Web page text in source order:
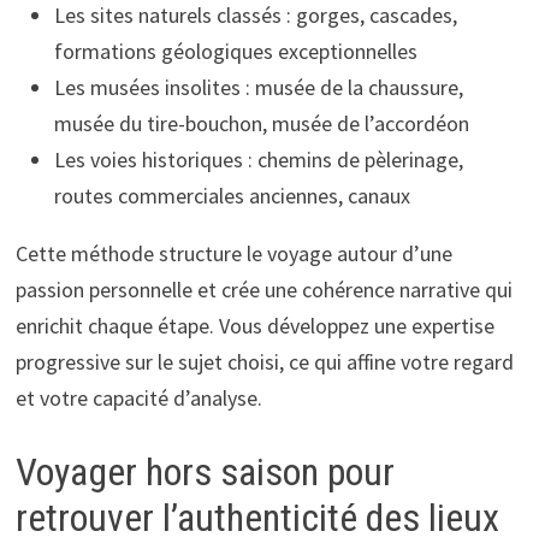
Les sites naturels classés : gorges, cascades,
formations géologiques exceptionnelles
Les musées insolites : musée de la chaussure,
musée du tire-bouchon, musée de l’accordéon
Les voies historiques : chemins de pèlerinage,
routes commerciales anciennes, canaux
Cette méthode structure le voyage autour d’une
passion personnelle et crée une cohérence narrative qui
enrichit chaque étape. Vous développez une expertise
progressive sur le sujet choisi, ce qui affine votre regard
et votre capacité d’analyse.
Voyager hors saison pour
retrouver l’authenticité des lieux